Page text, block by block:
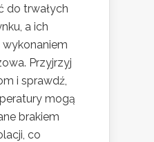
do trwałych
a ich
Przyjrzyj
i sprawdź,
mogą
brakiem
co